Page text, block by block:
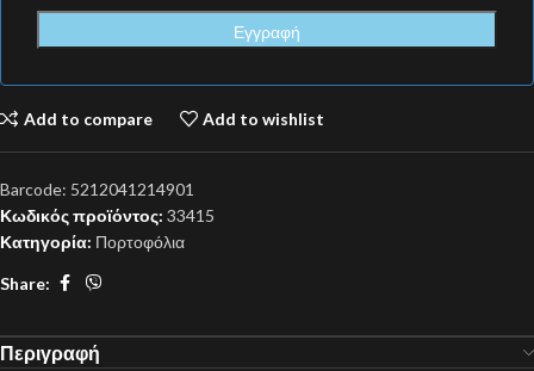
Add to compare Add to wishlist
Barcode: 5212041214901
Κωδικός προϊόντος: 33415
Κατηγορία: Πορτοφόλια
Share:
Περιγραφή